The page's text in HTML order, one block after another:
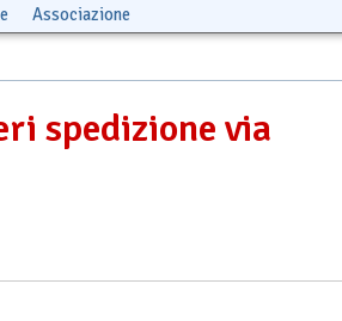
Associazione
spedizione via